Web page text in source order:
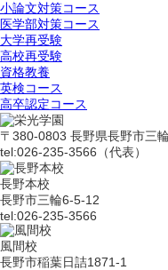
小論文対策コース
医学部対策コース
大学再受験
高校再受験
資格教養
英検コース
高卒認定コース
〒380-0803 長野県長野市三
tel:026-235-3566（代表）
長野本校
長野市三輪6-5-12
tel:026-235-3566
風間校
長野市稲葉日詰1871-1